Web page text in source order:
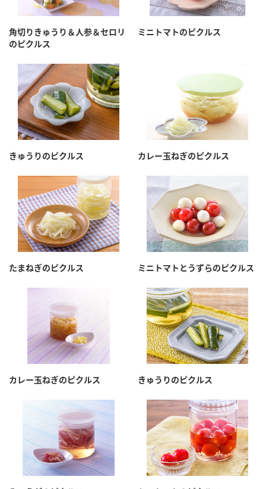
角切りきゅうり＆人参＆セロリ
のピクルス
ミニトマトのピクルス
きゅうりのピクルス カレー玉ねぎのピクルス
たまねぎのピクルス ミニトマトとうずらのピクルス
カレー玉ねぎのピクルス きゅうりのピクルス